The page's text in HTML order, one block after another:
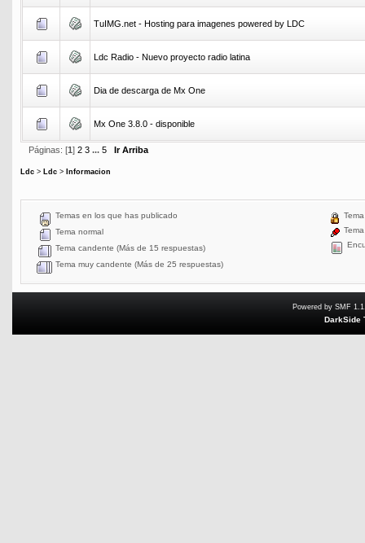
TuIMG.net - Hosting para imagenes powered by LDC
Ldc Radio - Nuevo proyecto radio latina
Dia de descarga de Mx One
Mx One 3.8.0 - disponible
Páginas: [1 ] 2 3 ... 5 Ir Arriba
Ldc > Ldc > Informacion
Temas en los que has publicado
Tema normal
Tema candente (Más de 15 respuestas)
Tema muy candente (Más de 25 respuestas)
Powered by SMF
DarkSide